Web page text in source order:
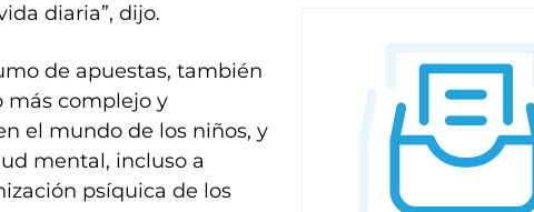
diaria”, dijo.
de apuestas, también
más complejo y
el mundo de los niños, y
mental, incluso a
psíquica de los